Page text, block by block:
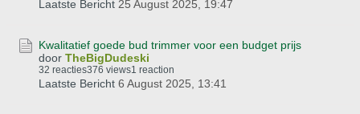
Laatste Bericht 25 August 2025, 19:47
Kwalitatief goede bud trimmer voor een budget prijs
door TheBigDudeski
32 reacties376 views1 reaction
Laatste Bericht 6 August 2025, 13:41